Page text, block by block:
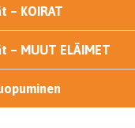
– KOIRAT
– MUUT ELÄIMET